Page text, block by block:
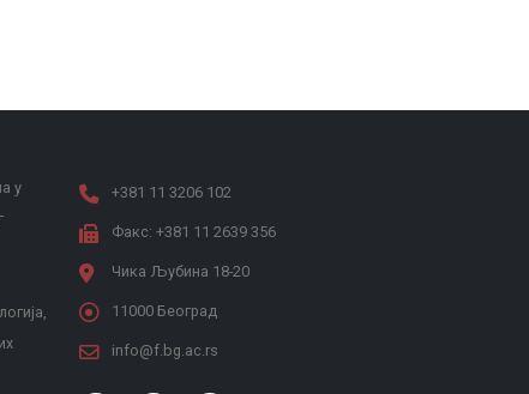
у
+381 11 3206 102
Факс: +381 11 2639 356
Чика Љубина 18-20
11000 Београд
info@f.bg.ac.rs